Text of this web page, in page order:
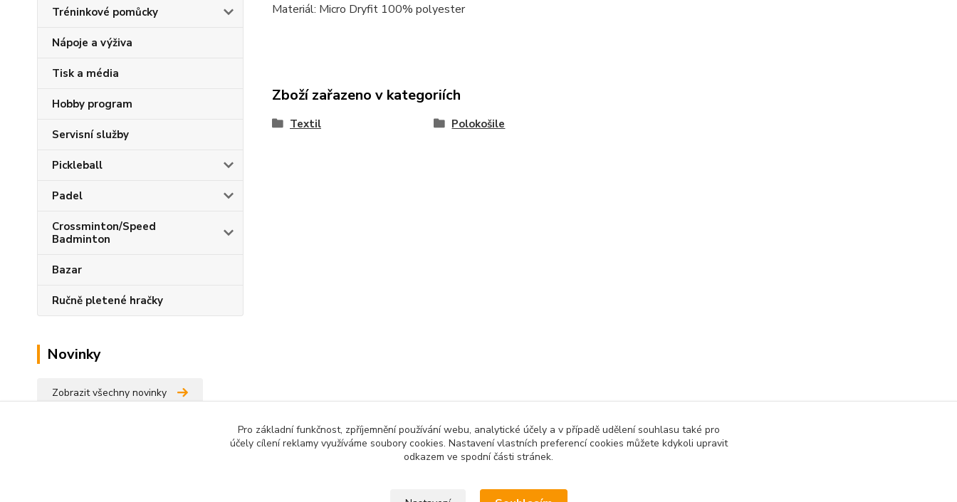
Tréninkové pomůcky
Nápoje a výživa
Tisk a média
Hobby program
Servisní služby
Pickleball
Padel
Crossminton/Speed
Badminton
Bazar
Ručně pletené hračky
Novinky
Zobrazit všechny novinky
Materiál: Micro Dryfit 100% polyester
Zboží zařazeno v kategoriích
Textil Polokošile
Pro základní funkčnost, zpříjemnění používání webu, analytické účely a v případě udělení souhlasu také pro
účely cílení reklamy využíváme soubory cookies. Nastavení vlastních preferencí cookies můžete kdykoli upravit
odkazem ve spodní části stránek.